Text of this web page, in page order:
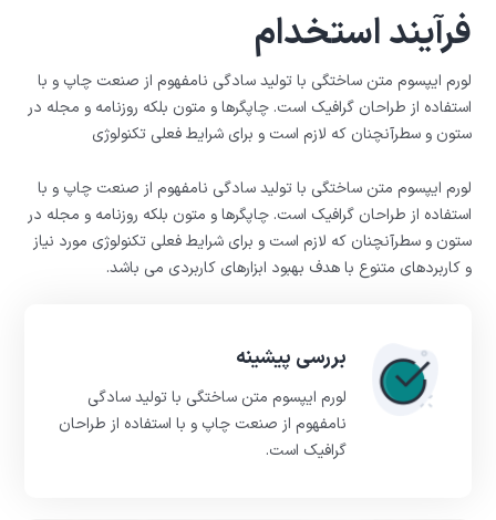
فرآیند استخدام
لورم ایپسوم متن ساختگی با تولید سادگی نامفهوم از صنعت چاپ و با
استفاده از طراحان گرافیک است. چاپگرها و متون بلکه روزنامه و مجله در
ستون و سطرآنچنان که لازم است و برای شرایط فعلی تکنولوژی
لورم ایپسوم متن ساختگی با تولید سادگی نامفهوم از صنعت چاپ و با
استفاده از طراحان گرافیک است. چاپگرها و متون بلکه روزنامه و مجله در
ستون و سطرآنچنان که لازم است و برای شرایط فعلی تکنولوژی مورد نیاز
و کاربردهای متنوع با هدف بهبود ابزارهای کاربردی می باشد.
بررسی پیشینه
لورم ایپسوم متن ساختگی با تولید سادگی
نامفهوم از صنعت چاپ و با استفاده از طراحان
گرافیک است.